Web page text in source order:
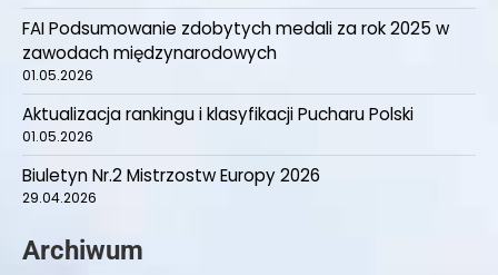
FAI Podsumowanie zdobytych medali za rok 2025 w
zawodach międzynarodowych
01.05.2026
Aktualizacja rankingu i klasyfikacji Pucharu Polski
01.05.2026
Biuletyn Nr.2 Mistrzostw Europy 2026
29.04.2026
Archiwum